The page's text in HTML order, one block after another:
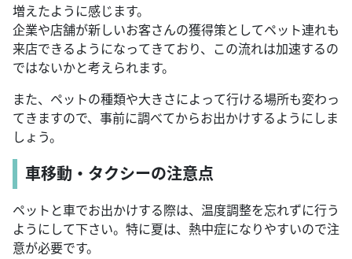
増えたように感じます。
企業や店舗が新しいお客さんの獲得策としてペット連れも
来店できるようになってきており、この流れは加速するの
ではないかと考えられます。
また、ペットの種類や大きさによって行ける場所も変わっ
てきますので、事前に調べてからお出かけするようにしま
しょう。
車移動・タクシーの注意点
ペットと車でお出かけする際は、温度調整を忘れずに行う
ようにして下さい。特に夏は、熱中症になりやすいので注
意が必要です。